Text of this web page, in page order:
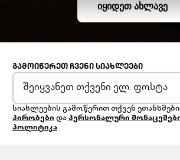
ᲘᲧᲘᲓᲔᲗ ᲐᲮᲚᲐᲕᲔ
ᲒᲐᲛᲝᲘᲬᲔᲠᲔᲗ ᲩᲕᲔᲜᲘ ᲡᲘᲐᲮᲚᲔᲔᲑᲘ
სიახლეების გამოწერით თქვენ
პირობები და პერსონალური
პოლიტიკა